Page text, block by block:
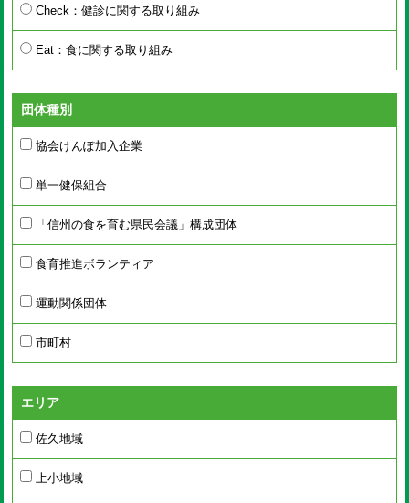
Check：健診に関する取り組み
Eat：食に関する取り組み
団体種別
協会けんぽ加入企業
単一健保組合
「信州の食を育む県民会議」構成団体
食育推進ボランティア
運動関係団体
市町村
エリア
佐久地域
上小地域